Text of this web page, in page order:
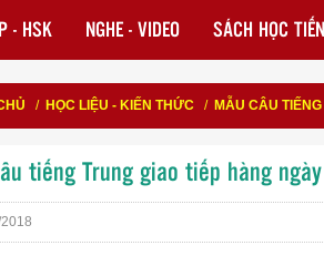
- HSK NGHE - VIDEO SÁCH HỌC
/ HỌC LIỆU - KIẾN THỨC/ MẪU CÂU
tiếng Trung giao tiếp hàng